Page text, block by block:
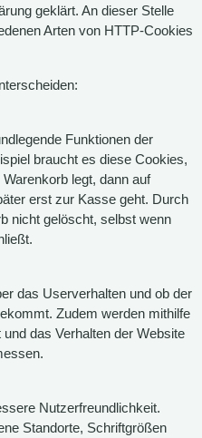
geklärt. An dieser Stelle
Arten von HTTP-Cookies
Funktionen der
braucht es diese Cookies,
legt, dann auf
erst zur Kasse geht. Durch
nicht gelöscht, selbst wenn
das Userverhalten und ob der
Zudem werden mithilfe
das Verhalten der Website
Nutzerfreundlichkeit.
Standorte, Schriftgrößen